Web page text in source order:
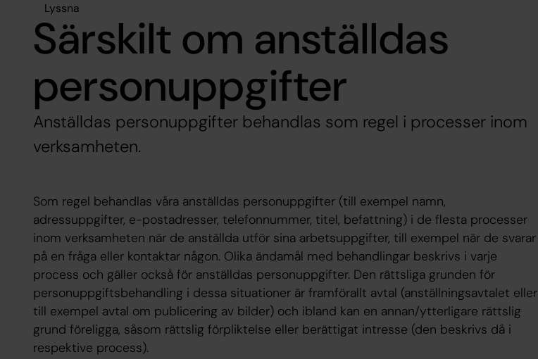
Lyssna
Särskilt om anställdas
personuppgifter
Anställdas personuppgifter behandlas som regel i processer inom
verksamheten.
Som regel behandlas våra anställdas personuppgifter (till exempel namn,
adressuppgifter, e-postadresser, telefonnummer, titel, befattning) i de flesta processer
inom verksamheten när de anställda utför sina arbetsuppgifter, till exempel när de svarar
på en fråga eller kontaktar någon. Olika ändamål med behandlingar beskrivs i varje
process och gäller också för anställdas personuppgifter. Den rättsliga grunden för
personuppgiftsbehandling i dessa situationer är framförallt avtal (anställningsavtalet eller
till exempel avtal om publicering av bilder) och ibland kan en annan/ytterligare rättslig
grund föreligga, såsom rättslig förpliktelse eller berättigat intresse (den beskrivs då i
respektive process).